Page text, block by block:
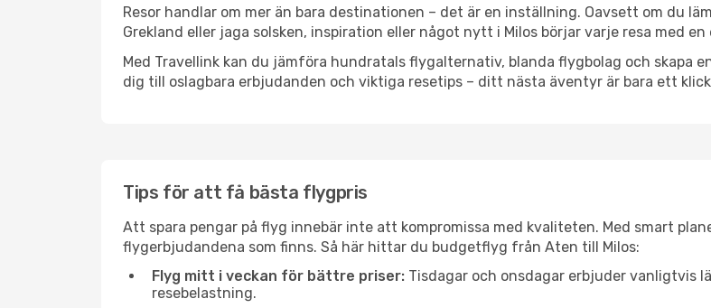
Resor handlar om mer än bara destinationen – det är en inställning. Oavsett om du
Grekland eller jaga solsken, inspiration eller något nytt i Milos börjar varje resa med en
Med Travellink kan du jämföra hundratals flygalternativ, blanda flygbolag och skapa
dig till oslagbara erbjudanden och viktiga resetips – ditt nästa äventyr är bara ett
Tips för att få bästa flygpris
Att spara pengar på flyg innebär inte att kompromissa med kvaliteten. Med smart
flygerbjudandena som finns. Så här hittar du budgetflyg från Aten till Milos:
Flyg mitt i veckan för bättre priser: Tisdagar och onsdagar erbjuder vanligtvis
resebelastning.